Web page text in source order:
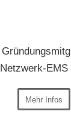
Netzwerk-EMS
Mehr Infos